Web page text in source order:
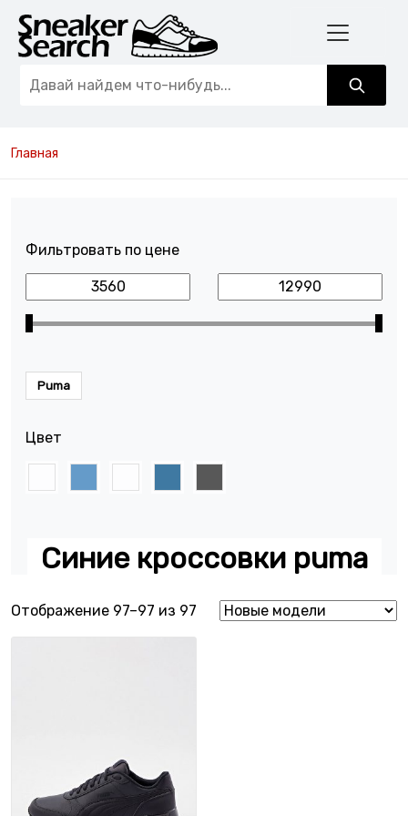
Главная
Синие кроссовки puma
Отображение 97–97 из 97 Сортировка: самые недавние
Фильтровать по цене
Puma
Цвет